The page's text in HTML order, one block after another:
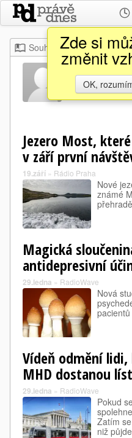
Zde si
změnit
OK,
Souhrn Moje
Waltr
Jezero Most,
v září první
19.září » Rádio Praha
Nové
známé
Magická
antidepresivní
29.ledna » RadioWave
Nová
Vídeň odmění
MHD dostanou
29.ledna » RadioWave
Pokud
Zatím
niž